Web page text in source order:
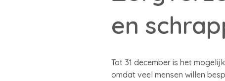
en
Tot 31 december is het
omdat veel mensen willen